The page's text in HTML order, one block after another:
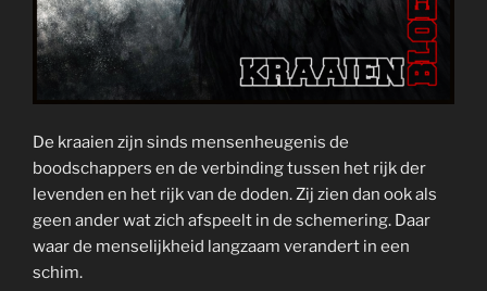
De kraaien zijn sinds mensenheugenis de
boodschappers en de verbinding tussen het rijk der
levenden en het rijk van de doden. Zij zien dan ook als
geen ander wat zich afspeelt in de schemering. Daar
waar de menselijkheid langzaam verandert in een
schim.